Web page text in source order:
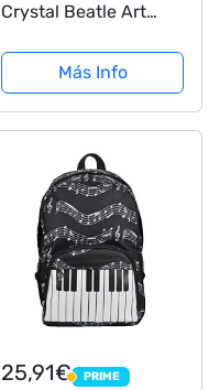
Crystal Beatle Art
Informal Gym Sack
Más Info
25,91€ PRIME
PRIME